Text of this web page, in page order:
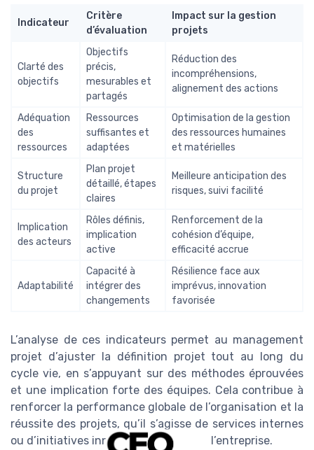
Indicateur
Critère
d’évaluation
Impact sur la gestion
projets
Clarté des
objectifs
Objectifs
précis,
mesurables et
partagés
Réduction des
incompréhensions,
alignement des actions
Adéquation
des
ressources
Ressources
suffisantes et
adaptées
Optimisation de la gestion
des ressources humaines
et matérielles
Structure
du projet
Plan projet
détaillé, étapes
claires
Meilleure anticipation des
risques, suivi facilité
Implication
des acteurs
Rôles définis,
implication
active
Renforcement de la
cohésion d’équipe,
efficacité accrue
Adaptabilité
Capacité à
intégrer des
changements
Résilience face aux
imprévus, innovation
favorisée
L’analyse de ces indicateurs permet au management
projet d’ajuster la définition projet tout au long du
cycle vie, en s’appuyant sur des méthodes éprouvées
et une implication forte des équipes. Cela contribue à
renforcer la performance globale de l’organisation et la
réussite des projets, qu’il s’agisse de services internes
ou d’initiatives innovantes au sein de l’entreprise.